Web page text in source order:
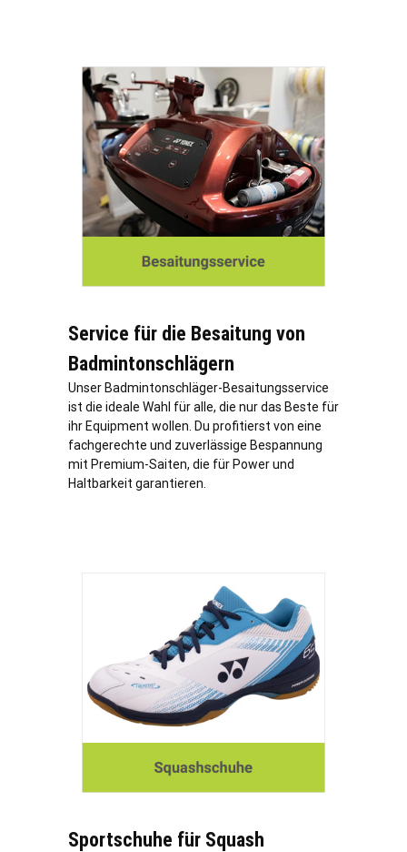
Service für die Besaitung von
Badmintonschlägern
Unser Badmintonschläger-Besaitungsservice
ist die ideale Wahl für alle, die nur das Beste für
ihr Equipment wollen. Du profitierst von eine
fachgerechte und zuverlässige Bespannung
mit Premium-Saiten, die für Power und
Haltbarkeit garantieren.
Sportschuhe für Squash